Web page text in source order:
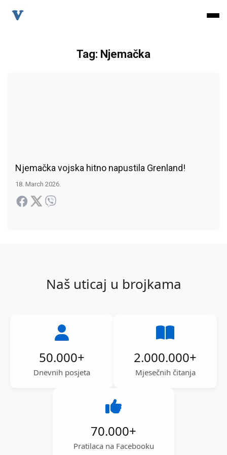
Tag: Njemačka
Njemačka vojska hitno napustila Grenland!
18. March 2026.
Naš uticaj u brojkama
50.000+
Dnevnih posjeta
2.000.000+
Mjesečnih čitanja
70.000+
Pratilaca na Facebooku